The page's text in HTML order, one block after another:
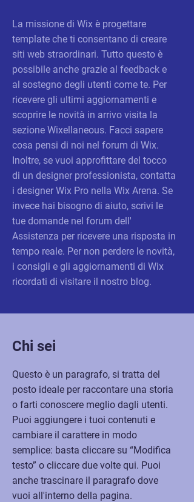
La missione di Wix è progettare
template che ti consentano di creare
siti web straordinari. Tutto questo è
possibile anche grazie al feedback e
al sostegno degli utenti come te. Per
ricevere gli ultimi aggiornamenti e
scoprire le novità in arrivo visita la
sezione Wixellaneous. Facci sapere
cosa pensi di noi nel forum di Wix.
Inoltre, se vuoi approfittare del tocco
di un designer professionista, contatta
i designer Wix Pro nella Wix Arena. Se
invece hai bisogno di aiuto, scrivi le
tue domande nel forum dell'
Assistenza per ricevere una risposta in
tempo reale. Per non perdere le novità,
i consigli e gli aggiornamenti di Wix
ricordati di visitare il nostro blog.
Chi sei
Questo è un paragrafo, si tratta del
posto ideale per raccontare una storia
o farti conoscere meglio dagli utenti.
Puoi aggiungere i tuoi contenuti e
cambiare il carattere in modo
semplice: basta cliccare su “Modifica
testo” o cliccare due volte qui. Puoi
anche trascinare il paragrafo dove
vuoi all'interno della pagina.